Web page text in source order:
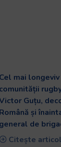
Cel mai
comunității
Guțu,
Română și
general de
Citește